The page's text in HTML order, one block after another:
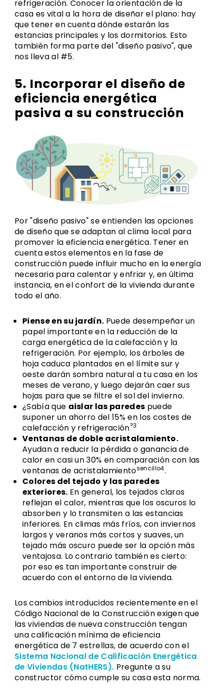
refrigeración. Conocer la orientación de la
casa es vital a la hora de diseñar el plano: hay
que tener en cuenta dónde estarán las
estancias principales y los dormitorios. Esto
también forma parte del "diseño pasivo", que
nos lleva al #5.
5. Incorporar el diseño de
eficiencia energética
pasiva a su construcción
Por "diseño pasivo" se entienden las opciones
de diseño que se adaptan al clima local para
promover la eficiencia energética. Tener en
cuenta estos elementos en la fase de
construcción puede influir mucho en la energía
necesaria para calentar y enfriar y, en última
instancia, en el confort de la vivienda durante
todo el año.
Piense en su jardín. Puede desempeñar un
papel importante en la reducción de la
carga energética de la calefacción y la
refrigeración. Por ejemplo, los árboles de
hoja caduca plantados en el límite sur y
oeste darán sombra natural a tu casa en los
meses de verano, y luego dejarán caer sus
hojas para que se filtre el sol del invierno.
¿Sabía que aislar las paredes puede
suponer un ahorro del 15% en los costes de
calefacción y refrigeración?3
Ventanas de doble acristalamiento.
Ayudan a reducir la pérdida o ganancia de
calor en casi un 30% en comparación con las
ventanas de acristalamientosencillo4.
Colores del tejado y las paredes
exteriores. En general, los tejados claros
reflejan el calor, mientras que los oscuros lo
absorben y lo transmiten a las estancias
inferiores. En climas más fríos, con inviernos
largos y veranos más cortos y suaves, un
tejado más oscuro puede ser la opción más
ventajosa. Lo contrario también es cierto:
por eso es tan importante construir de
acuerdo con el entorno de la vivienda.
Los cambios introducidos recientemente en el
Código Nacional de la Construcción exigen que
las viviendas de nueva construcción tengan
una calificación mínima de eficiencia
energética de 7 estrellas, de acuerdo con el
Sistema Nacional de Calificación Energética
de Viviendas (NatHERS). Pregunte a su
constructor cómo cumple su casa esta norma.